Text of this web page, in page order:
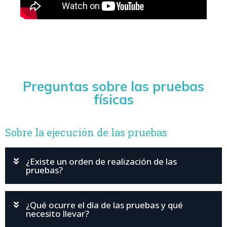
Laura es colaboradora directa de Jurispol y realiza
Preguntas sobre las pruebas
físicas
Sobre la ejecución de las pruebas
¿Existe un orden de realización de las
pruebas?
¿Qué ocurre el día de las pruebas y qué
necesito llevar?